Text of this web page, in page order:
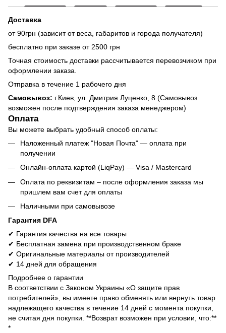
Доставка
от 90грн (зависит от веса, габаритов и города получателя)
бесплатно при заказе от 2500 грн
Точная стоимость доставки рассчитывается перевозчиком при
оформлении заказа.
Отправка в течение 1 рабочего дня
Самовывоз: г.Киев, ул. Дмитрия Луценко, 8 (Самовывоз
возможен после подтверждения заказа менеджером)
Оплата
Вы можете выбрать удобный способ оплаты:
Наложенный платеж "Новая Почта" — оплата при
получении
Онлайн-оплата картой (LiqPay) — Visa / Mastercard
Оплата по реквизитам – после оформления заказа мы
пришлем вам счет для оплаты
Наличными при самовывозе
Гарантия DFA
✔ Гарантия качества на все товары
✔ Бесплатная замена при производственном браке
✔ Оригинальные материалы от производителей
✔ 14 дней для обращения
Подробнее о гарантии
В соответствии с Законом Украины «О защите прав
потребителей», вы имеете право обменять или вернуть товар
надлежащего качества в течение 14 дней с момента покупки,
не считая дня покупки. **Возврат возможен при условии, что:**
*